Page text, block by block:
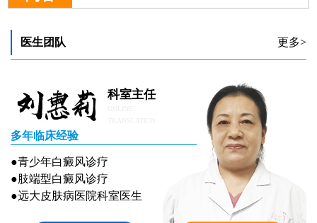
医生团队 更多>
科室主任
多年临床经验
●青少年白癜风诊疗
●肢端型白癜风诊疗
●远大皮肤病医院科室医生